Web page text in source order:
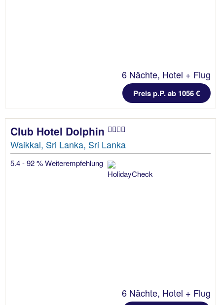
6 Nächte, Hotel + Flug
Preis p.P. ab 1056 €
Club Hotel Dolphin
Waikkal, Sri Lanka, Sri Lanka
5.4 - 92 % Weiterempfehlung
6 Nächte, Hotel + Flug